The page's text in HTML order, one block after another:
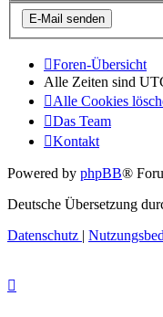
Foren-Übersicht
Alle Zeiten sind
Alle Cookies
Das Team
Kontakt
Powered by phpBB®
Deutsche Übersetzung
Datenschutz |